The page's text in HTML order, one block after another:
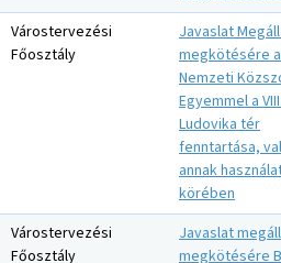
Várostervezési
Főosztály
Javaslat
megkötésére a
Nemzeti
Egyemmel a
Ludovika tér
fenntartása,
annak
körében
Várostervezési
Főosztály
Javaslat
megkötésére